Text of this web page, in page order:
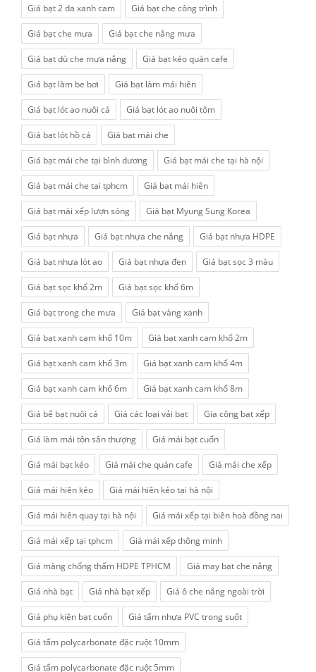
Giá bạt 2 da xanh cam Giá bạt che công trình
Giá bạt che mưa Giá bạt che nắng mưa
Giá bạt dù che mưa nắng Giá bạt kéo quán cafe
Giá bạt làm be bơi Giá bạt làm mái hiên
Giá bạt lót ao nuôi cá Giá bạt lót ao nuôi tôm
Giá bạt lót hồ cá Giá bạt mái che
Giá bạt mái che tại bình dương Giá bạt mái che tại hà nội
Giá bạt mái che tại tphcm Giá bạt mái hiên
Giá bạt mái xếp lượn sóng Giá bạt Myung Sung Korea
Giá bạt nhựa Giá bạt nhựa che nắng Giá bạt nhựa HDPE
Giá bạt nhựa lót ao Giá bạt nhựa đen Giá bạt sọc 3 màu
Giá bạt sọc khổ 2m Giá bạt sọc khổ 6m
Giá bạt trong che mưa Giá bạt vàng xanh
Giá bạt xanh cam khổ 10m Giá bạt xanh cam khổ 2m
Giá bạt xanh cam khổ 3m Giá bạt xanh cam khổ 4m
Giá bạt xanh cam khổ 6m Giá bạt xanh cam khổ 8m
Giá bể bạt nuôi cá Giá các loại vải bạt Gia công bạt xếp
Giá làm mái tôn sân thượng Giá mái bạt cuốn
Giá mái bạt kéo Giá mái che quán cafe Giá mái che xếp
Giá mái hiên kéo Giá mái hiên kéo tại hà nội
Giá mái hiên quay tại hà nội Giá mái xếp tại biên hoà đồng nai
Giá mái xếp tại tphcm Giá mái xếp thông minh
Giá màng chống thấm HDPE TPHCM Giá may bạt che nắng
Giá nhà bạt Giá nhà bạt xếp Giá ô che nắng ngoài trời
Giá phụ kiện bạt cuốn Giá tấm nhựa PVC trong suốt
Giá tấm polycarbonate đặc ruột 10mm
Giá tấm polycarbonate đặc ruột 5mm